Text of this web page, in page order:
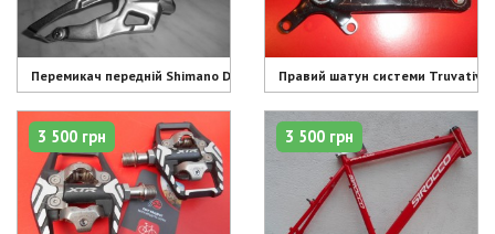
Перемикач передній Shimano Deore LX FD-M571 - проданий
Правий шатун системи Truvativ
3 500 грн 3 500 грн